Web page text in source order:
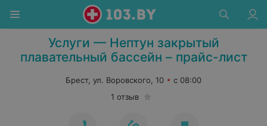
Бассейны в Бресте
Услуги — Нептун закрытый
плавательный бассейн – прайс-лист
Брест, ул. Воровского, 10
с 08:00
1 отзыв